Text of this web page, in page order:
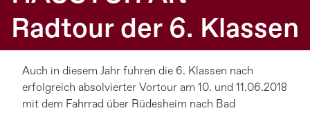
Radtour der 6. Klassen
Auch in diesem Jahr fuhren die 6. Klassen nach
erfolgreich absolvierter Vortour am 10. und 11.06.2018
mit dem Fahrrad über Rüdesheim nach Bad